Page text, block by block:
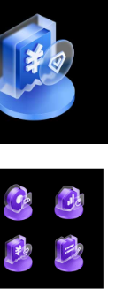
源文件
03-27
.sketch .studio素